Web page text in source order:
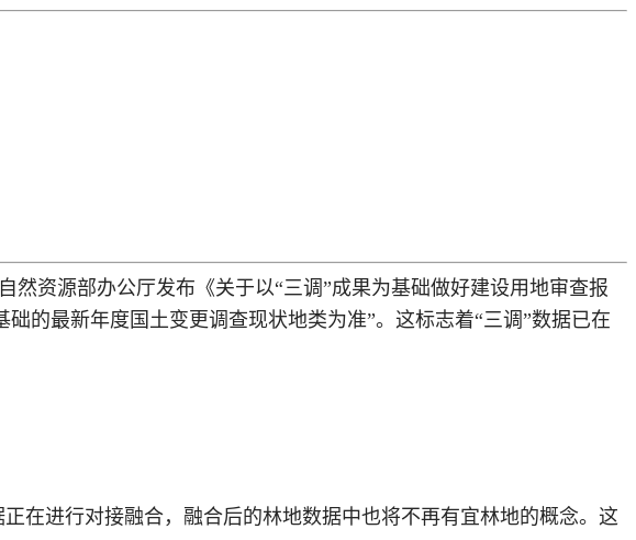
然资源部办公厅发布《关于以“三调”成果为基础做好建设用地审查报
的最新年度国土变更调查现状地类为准”。这标志着“三调”数据已在
在进行对接融合，融合后的林地数据中也将不再有宜林地的概念。这